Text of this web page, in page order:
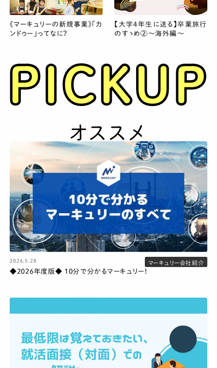
《マーキュリーの新規事業》「カ
ンドゥー」ってなに？
【大学4年生に送る】卒業旅行
のすゝめ②～海外編～
2026.5.28 マーキュリー会社紹介
◆2026年度版◆ 10分で分かるマーキュリー！